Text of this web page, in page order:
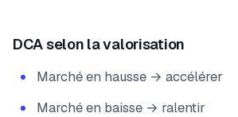
DCA selon la valorisation
Marché en hausse → accélérer
Marché en baisse → ralentir